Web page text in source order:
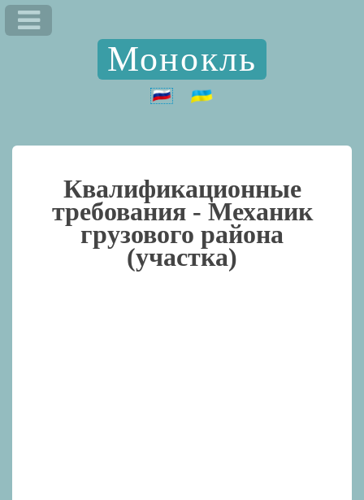
Монокль
Квалификационные
требования - Механик
грузового района
(участка)